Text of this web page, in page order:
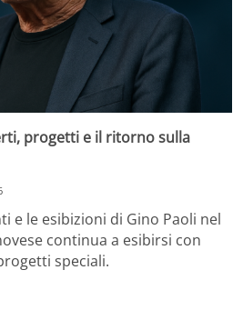
progetti e il ritorno sulla
e le esibizioni di Gino Paoli nel
continua a esibirsi con
speciali.